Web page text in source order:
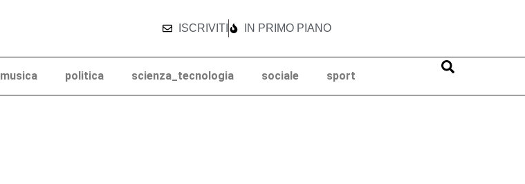
ISCRIVITI IN PRIMO PIANO
musica politica scienza_tecnologia sociale sport